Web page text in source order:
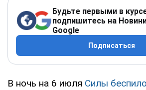
Будьте первыми в
подпишитесь на
Google
Подписаться
В ночь на 6 июля Силы